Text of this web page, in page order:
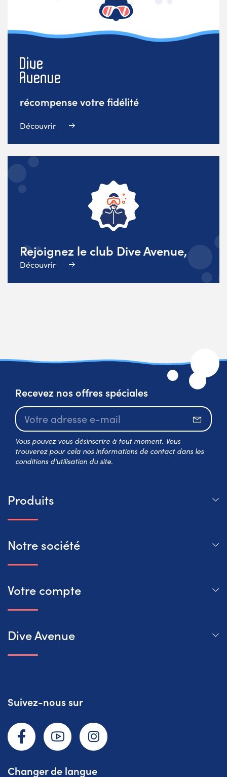
récompense votre fidélité
Découvrir
Rejoignez le club Dive Avenue,
Découvrir
Recevez nos offres spéciales
Vous pouvez vous désinscrire à tout moment. Vous
trouverez pour cela nos informations de contact dans les
conditions d'utilisation du site.
Produits
Notre société
Votre compte
Dive Avenue
Suivez-nous sur
Changer de langue